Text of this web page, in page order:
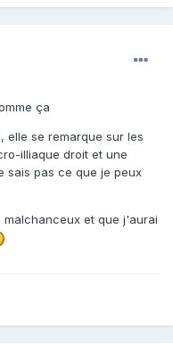
ça
elle se remarque sur les
illiaque droit et une
sais pas ce que je peux
et que j'aurai